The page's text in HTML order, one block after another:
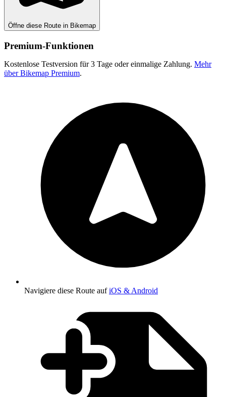
Öffne diese Route in Bikemap
Premium-Funktionen
Kostenlose Testversion für 3 Tage oder einmalige Zahlung. Mehr
über Bikemap Premium.
Navigiere diese Route aufiOS & Android